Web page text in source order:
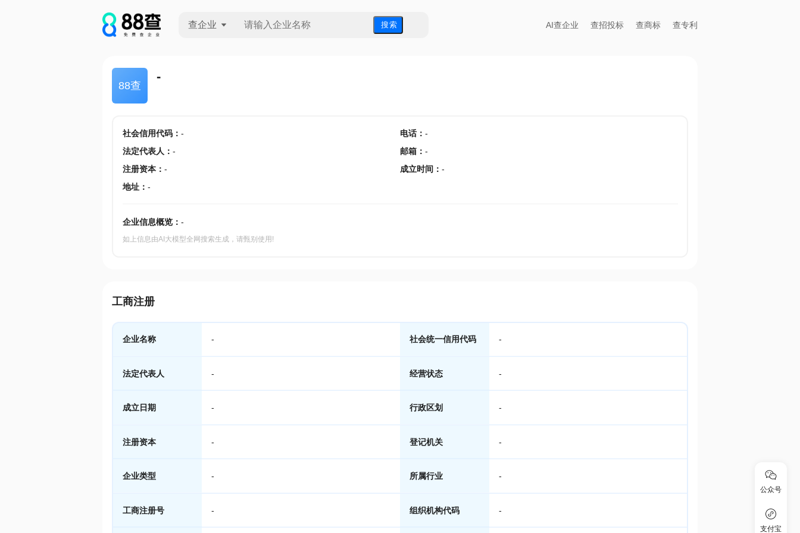
查企业 搜 索 AI查企业 查招投标 查商标 查专利
88查
-
社会信用代码： - 电话： -
法定代表人 ： - 邮箱 ： -
注册资本： - 成立时间 ： -
地址： -
企业信息概览： -
如上信息由AI大模型全网搜索生成，请甄别使用!
工商注册
企业名称 - 社会统一信用代码 -
法定代表人 - 经营状态 -
成立日期 - 行政区划 -
注册资本 - 登记机关 -
企业类型 - 所属行业 -
工商注册号 - 组织机构代码 -
公众号
支付宝